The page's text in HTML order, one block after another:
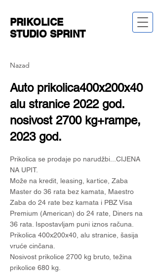
PRIKOLICE
STUDIO SPRINT
Nazad
Auto prikolica400x200x40
alu stranice 2022 god.
nosivost 2700 kg+rampe,
2023 god.
Prikolica se prodaje po narudžbi...CIJENA
NA UPIT.
Može na kredit, leasing, kartice, Zaba
Master do 36 rata bez kamata, Maestro
Zaba do 24 rate bez kamata i PBZ Visa
Premium (American) do 24 rate, Diners na
36 rata. Ispostavljam puni iznos računa.
Prikolica 400x200x40, alu stranice, šasija
vruće cinčana.
Nosivost prikolice 2700 kg bruto, težina
prikolice 680 kg.